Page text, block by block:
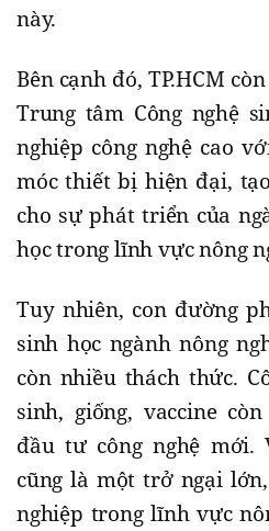
này.
Bên cạnh đó, TP.HCM
Trung tâm Công nghệ
nghiệp công nghệ cao
móc thiết bị hiện đại,
cho sự phát triển của
học trong lĩnh vực nông
Tuy nhiên, con đường
sinh học ngành nông
còn nhiều thách thức.
sinh, giống, vaccine
đầu tư công nghệ mới.
cũng là một trở ngại
nghiệp trong lĩnh vực